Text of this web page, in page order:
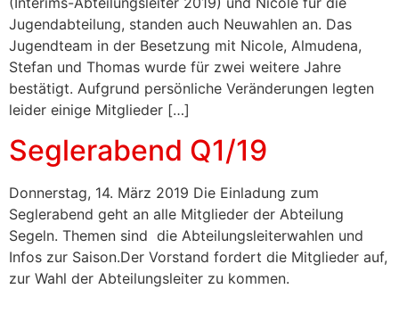
Jugendabteilung, standen auch Neuwahlen an. Das
Jugendteam in der Besetzung mit Nicole, Almudena,
Stefan und Thomas wurde für zwei weitere Jahre
bestätigt. Aufgrund persönliche Veränderungen legten
leider einige Mitglieder […]
Seglerabend Q1/19
Donnerstag, 14. März 2019 Die Einladung zum
Seglerabend geht an alle Mitglieder der Abteilung
Segeln. Themen sind die Abteilungsleiterwahlen und
Infos zur Saison.Der Vorstand fordert die Mitglieder auf,
zur Wahl der Abteilungsleiter zu kommen.